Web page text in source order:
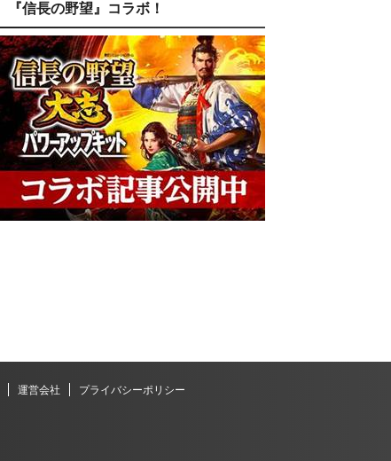
『信長の野望』コラボ！
運営会社 プライバシーポリシー